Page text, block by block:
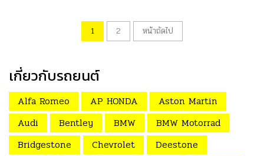
1 2 หน้าถัดไป
เกี่ยวกับรถยนต์
Alfa Romeo AP HONDA
Aston Martin
Audi
Bentley BMW
BMW Motorrad
Bridgestone
Chevrolet
Deestone